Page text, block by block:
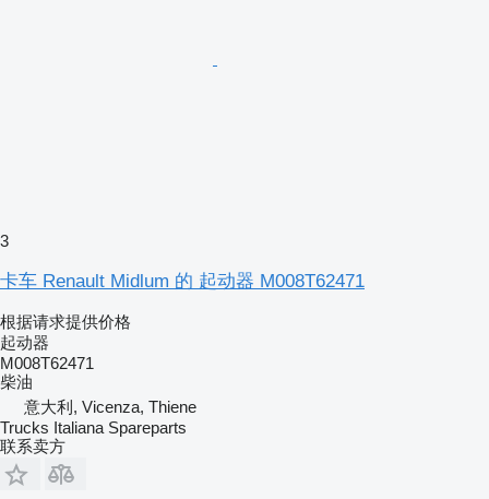
3
卡车 Renault Midlum 的 起动器 M008T62471
根据请求提供价格
起动器
M008T62471
柴油
意大利, Vicenza, Thiene
Trucks Italiana Spareparts
联系卖方